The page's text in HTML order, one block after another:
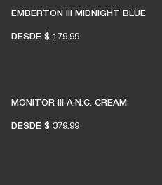
EMBERTON III MIDNIGHT BLUE
DESDE $ 179.99
MONITOR III A.N.C. CREAM
DESDE $ 379.99